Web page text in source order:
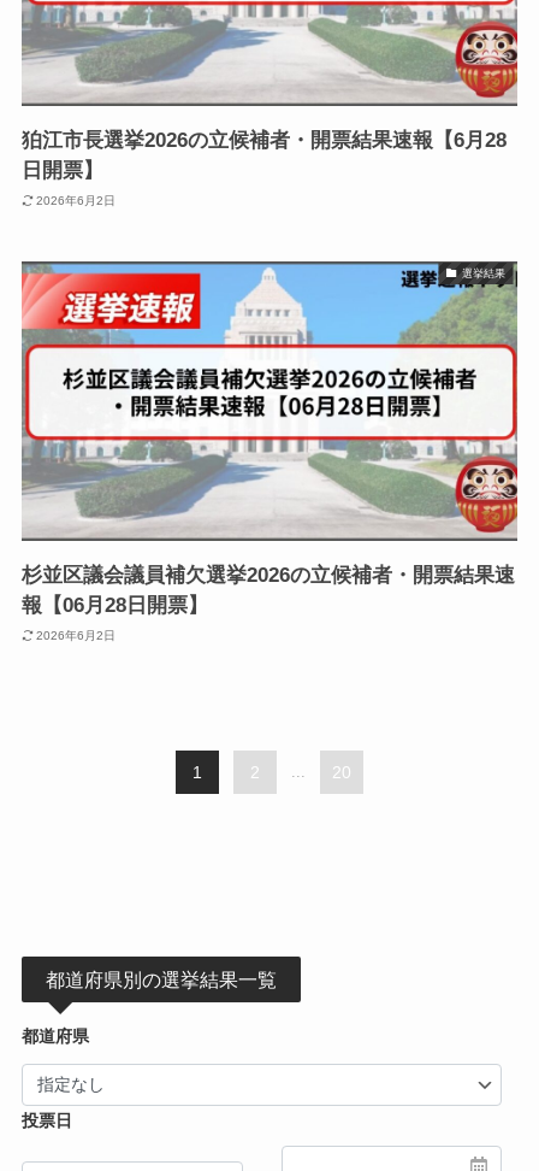
狛江市長選挙2026の立候補者・開票結果速報【6月28
日開票】
2026年6月2日
選挙結果
杉並区議会議員補欠選挙2026の立候補者・開票結果速
報【06月28日開票】
2026年6月2日
1 2 ... 20
都道府県別の選挙結果一覧
都道府県
投票日